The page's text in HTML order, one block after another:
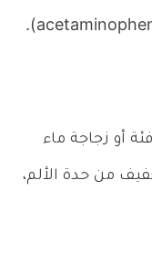
أو زجاجة ماء
من حدة الألم،